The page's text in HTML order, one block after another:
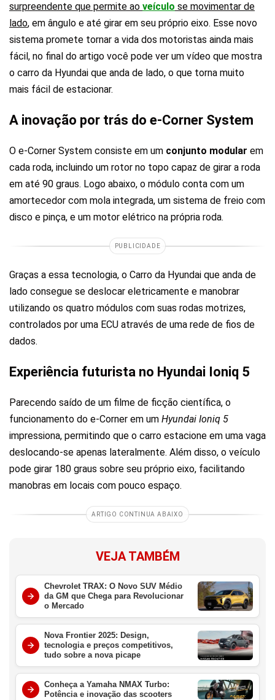
surpreendente que permite ao veículo se movimentar de
lado, em ângulo e até girar em seu próprio eixo. Esse novo
sistema promete tornar a vida dos motoristas ainda mais
fácil, no final do artigo você pode ver um vídeo que mostra
o carro da Hyundai que anda de lado, o que torna muito
mais fácil de estacionar.
A inovação por trás do e-Corner System
O e-Corner System consiste em um conjunto modular em
cada roda, incluindo um rotor no topo capaz de girar a roda
em até 90 graus. Logo abaixo, o módulo conta com um
amortecedor com mola integrada, um sistema de freio com
disco e pinça, e um motor elétrico na própria roda.
PUBLICIDADE
Graças a essa tecnologia, o Carro da Hyundai que anda de
lado consegue se deslocar eletricamente e manobrar
utilizando os quatro módulos com suas rodas motrizes,
controlados por uma ECU através de uma rede de fios de
dados.
Experiência futurista no Hyundai Ioniq 5
Parecendo saído de um filme de ficção científica, o
funcionamento do e-Corner em um Hyundai Ioniq 5
impressiona, permitindo que o carro estacione em uma vaga
deslocando-se apenas lateralmente. Além disso, o veículo
pode girar 180 graus sobre seu próprio eixo, facilitando
manobras em locais com pouco espaço.
ARTIGO CONTINUA ABAIXO
VEJA TAMBÉM
Chevrolet TRAX: O Novo SUV Médio
da GM que Chega para Revolucionar
o Mercado
Nova Frontier 2025: Design,
tecnologia e preços competitivos,
tudo sobre a nova picape
Conheça a Yamaha NMAX Turbo:
Potência e inovação das scooters